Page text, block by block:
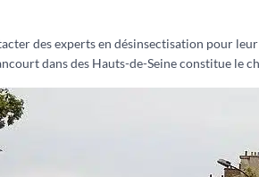
des experts en désinsectisation pour
dans des Hauts-de-Seine constitue le